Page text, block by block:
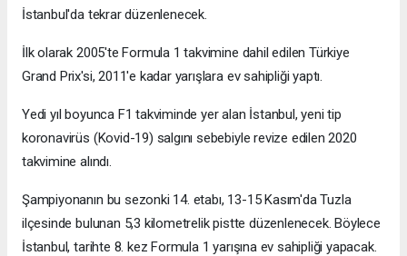
İstanbul'da tekrar düzenlenecek.
İlk olarak 2005'te Formula 1 takvimine dahil edilen Türkiye
Grand Prix'si, 2011'e kadar yarışlara ev sahipliği yaptı.
Yedi yıl boyunca F1 takviminde yer alan İstanbul, yeni tip
koronavirüs (Kovid-19) salgını sebebiyle revize edilen 2020
takvimine alındı.
Şampiyonanın bu sezonki 14. etabı, 13-15 Kasım'da Tuzla
ilçesinde bulunan 5,3 kilometrelik pistte düzenlenecek. Böylece
İstanbul, tarihte 8. kez Formula 1 yarışına ev sahipliği yapacak.